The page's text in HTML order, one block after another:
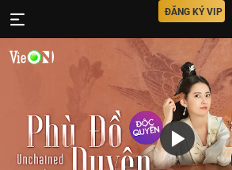
ĐĂNG KÝ VIP